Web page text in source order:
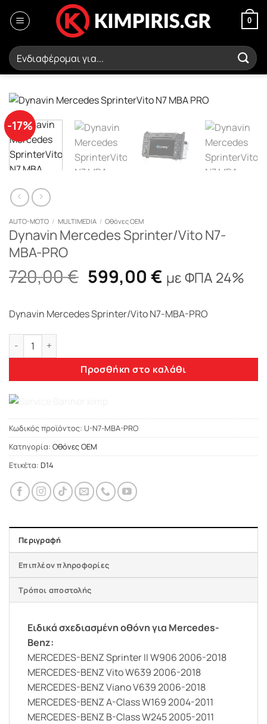
στο
0
Αναζήτηση
για:
-17%
AUTO-MOTO / MULTIMEDIA / Οθόνες OEM
Dynavin Mercedes Sprinter/Vito N7-
MBA-PRO
720,00€ Original
price
was:
720,00 €.
599,00 €Η
τρέχουσα
τιμή
είναι:
με ΦΠΑ 24%
Dynavin Mercedes Sprinter/Vito N7-MBA-PRO
Dynavin Mercedes Sprinter/Vito N7-MBA-PRO ποσότητα
Προσθήκη στο καλάθι
Κωδικός προϊόντος: U-N7-MBA-PRO
Κατηγορία: Οθόνες OEM
Ετικέτα: D14
Περιγραφή
Επιπλέον πληροφορίες
Τρόποι αποστολής
Ειδικά σχεδιασμένη οθόνη για Mercedes-
Benz:
MERCEDES-BENZ Sprinter II W906 2006-2018
MERCEDES-BENZ Vito W639 2006-2018
MERCEDES-BENZ Viano V639 2006-2018
MERCEDES-BENZ A-Class W169 2004-2011
MERCEDES-BENZ B-Class W245 2005-2011